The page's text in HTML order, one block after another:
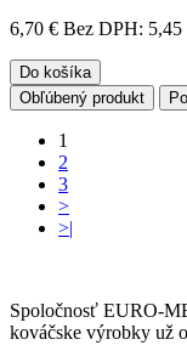
6,70 € Bez DPH: 5,45
Do košíka
Obľúbený produkt
1
2
3
>
>|
Spoločnosť EURO-
kováčske výrobky už